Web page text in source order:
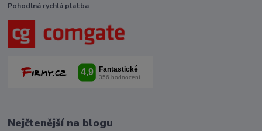
Pohodlná rychlá platba
Nejčtenější na blogu